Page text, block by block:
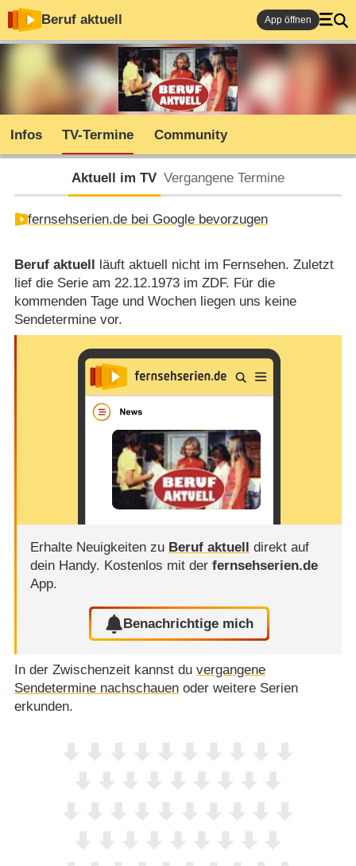
Beruf aktuell App öffnen
Infos TV-Termine Community
Aktuell im TV Vergangene Termine
fernsehserien.de bei Google bevorzugen
Beruf aktuell läuft aktuell nicht im Fernsehen. Zuletzt
lief die Serie am 22.12.1973 im ZDF. Für die
kommenden Tage und Wochen liegen uns keine
Sendetermine vor.
Erhalte Neuigkeiten zu Beruf aktuell
direkt auf
dein Handy. Kostenlos mit der fernsehserien.de
App.
Benachrichtige mich
In der Zwischenzeit kannst du vergangene
Sendetermine nachschauenoder weitere Serien
erkunden.